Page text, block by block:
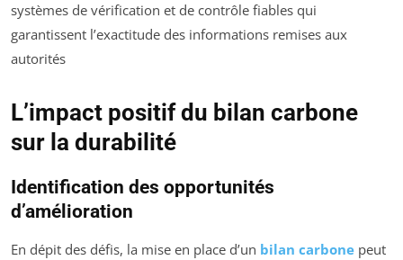
systèmes de vérification et de contrôle fiables qui
garantissent l’exactitude des informations remises aux
autorités
L’impact positif du bilan carbone
sur la durabilité
Identification des opportunités
d’amélioration
En dépit des défis, la mise en place d’un bilan carbone peut